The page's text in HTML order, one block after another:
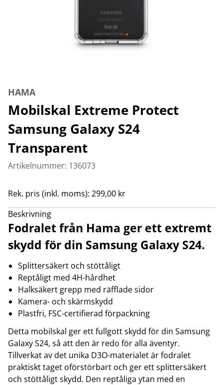
HAMA
Mobilskal Extreme Protect
Samsung Galaxy S24
Transparent
Artikelnummer: 136073
Rek. pris (inkl. moms): 299,00 kr
Beskrivning
Fodralet från Hama ger ett extremt
skydd för din Samsung Galaxy S24.
Splittersäkert och stöttåligt
Reptåligt med 4H-hårdhet
Halksäkert grepp med räfflade sidor
Kamera- och skärmskydd
Plastfri, FSC-certifierad förpackning
Detta mobilskal ger ett fullgott skydd för din Samsung
Galaxy S24, så att den är redo för alla äventyr.
Tillverkat av det unika D3O-materialet är fodralet
praktiskt taget oförstörbart och ger ett splittersäkert
och stöttåligt skydd. Den reptåliga ytan med en